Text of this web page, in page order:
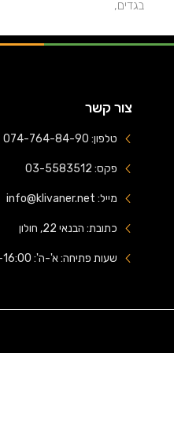
בגדים,
צור קשר
טלפון: 074-764-84-90
פקס: 03-5583512
מייל: info@klivaner.net
כתובת: הבנאי 22, חולון
שעות פתיחה: א'-ה': 08:00-16:00